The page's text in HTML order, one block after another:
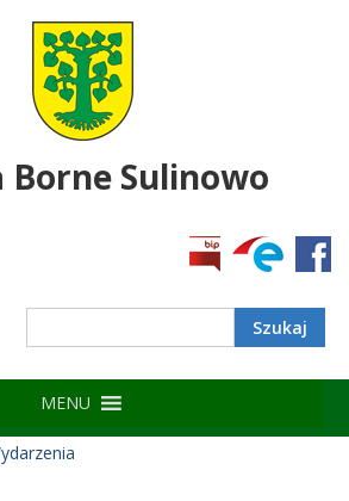
Borne Sulinowo
MENU